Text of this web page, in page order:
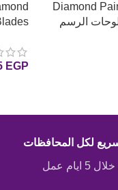
Diamond
للوحات الرسم
EGP
لكل المحافظات
ايام عمل